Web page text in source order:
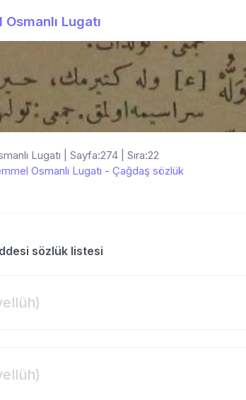
Lugatı
Lugatı | Sayfa:274 | Sıra:22
Osmanlı Lugatı - Çağdaş sözlük
sözlük listesi